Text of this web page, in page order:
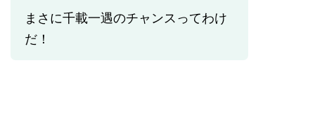
まさに千載一遇のチャンスってわけ
だ！